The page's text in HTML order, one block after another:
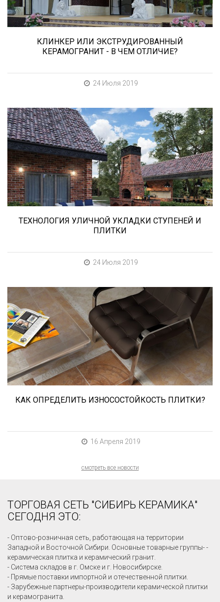
КЛИНКЕР ИЛИ ЭКСТРУДИРОВАННЫЙ
КЕРАМОГРАНИТ - В ЧЕМ ОТЛИЧИЕ?
24 Июля 2019
В этой статье мы расскажем о том, что
нужно учесть при выборе и укладке уличных
облицовочных материалов (ступени и плитка).
ТЕХНОЛОГИЯ УЛИЧНОЙ УКЛАДКИ СТУПЕНЕЙ И
ПЛИТКИ
24 Июля 2019
При выборе любой плитки важно важны не
только цвет и размер, но и ее
износостойкость. Как же определить
износостойкость керамической плитки и
керамогранита? Сейчас расскажем.
КАК ОПРЕДЕЛИТЬ ИЗНОСОСТОЙКОСТЬ ПЛИТКИ?
16 Апреля 2019
смотреть все новости
ТОРГОВАЯ СЕТЬ "СИБИРЬ КЕРАМИКА"
СЕГОДНЯ ЭТО:
- Оптово-розничная сеть, работающая на территории
Западной и Восточной Сибири. Основные товарные группы- -
керамическая плитка и керамический гранит.
- Система складов в г. Омске и г. Новосибирске.
- Прямые поставки импортной и отечественной плитки.
- Зарубежные партнеры-производители керамической плитки
и керамогранита.